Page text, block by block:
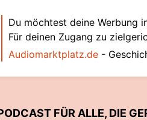
Du möchtest deine Werbung
Für deinen Zugang zu
Audiomarktplatz.de-
FÜR ALLE, DIE